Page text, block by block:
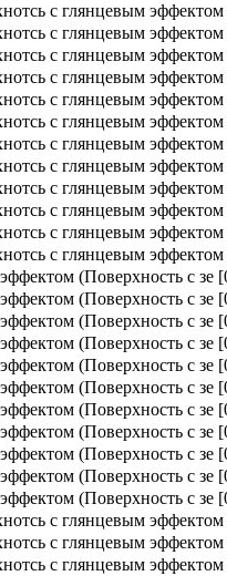
с глянцевым эффектом
с глянцевым эффектом
с глянцевым эффектом
с глянцевым эффектом
с глянцевым эффектом
с глянцевым эффектом
с глянцевым эффектом
с глянцевым эффектом
с глянцевым эффектом
с глянцевым эффектом
с глянцевым эффектом
с глянцевым эффектом
(Поверхность с зе
(Поверхность с зе
(Поверхность с зе
(Поверхность с зе
(Поверхность с зе
(Поверхность с зе
(Поверхность с зе
(Поверхность с зе
(Поверхность с зе
(Поверхность с зе
(Поверхность с зе
с глянцевым эффектом
с глянцевым эффектом
с глянцевым эффектом